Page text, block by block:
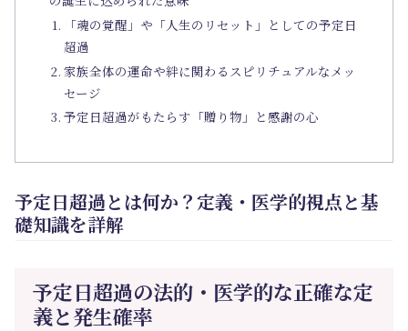
「魂の覚醒」や「人生のリセット」としての予定日
超過
家族全体の運命や絆に関わるスピリチュアルなメッ
セージ
予定日超過がもたらす「贈り物」と感謝の心
予定日超過とは何か？定義・医学的視点と基
礎知識を詳解
予定日超過の法的・医学的な正確な定
義と発生確率